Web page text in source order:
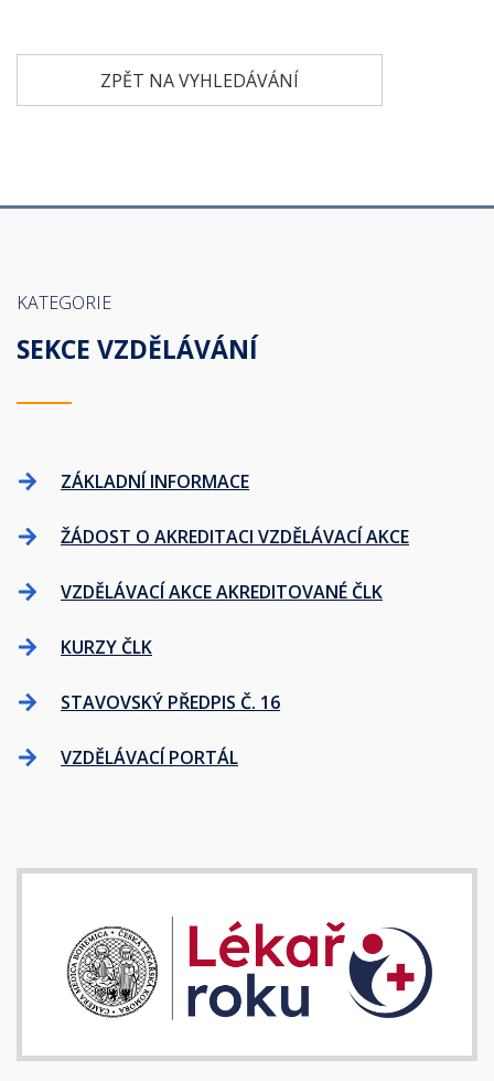
ZPĚT NA VYHLEDÁVÁNÍ
KATEGORIE
SEKCE VZDĚLÁVÁNÍ
ZÁKLADNÍ INFORMACE
ŽÁDOST O AKREDITACI VZDĚLÁVACÍ AKCE
VZDĚLÁVACÍ AKCE AKREDITOVANÉ ČLK
KURZY ČLK
STAVOVSKÝ PŘEDPIS Č. 16
VZDĚLÁVACÍ PORTÁL